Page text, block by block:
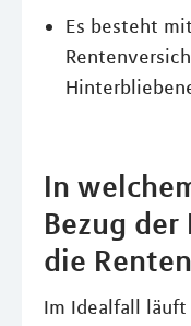
Es besteht
In
Bezug
die
Im Idealfall läuft